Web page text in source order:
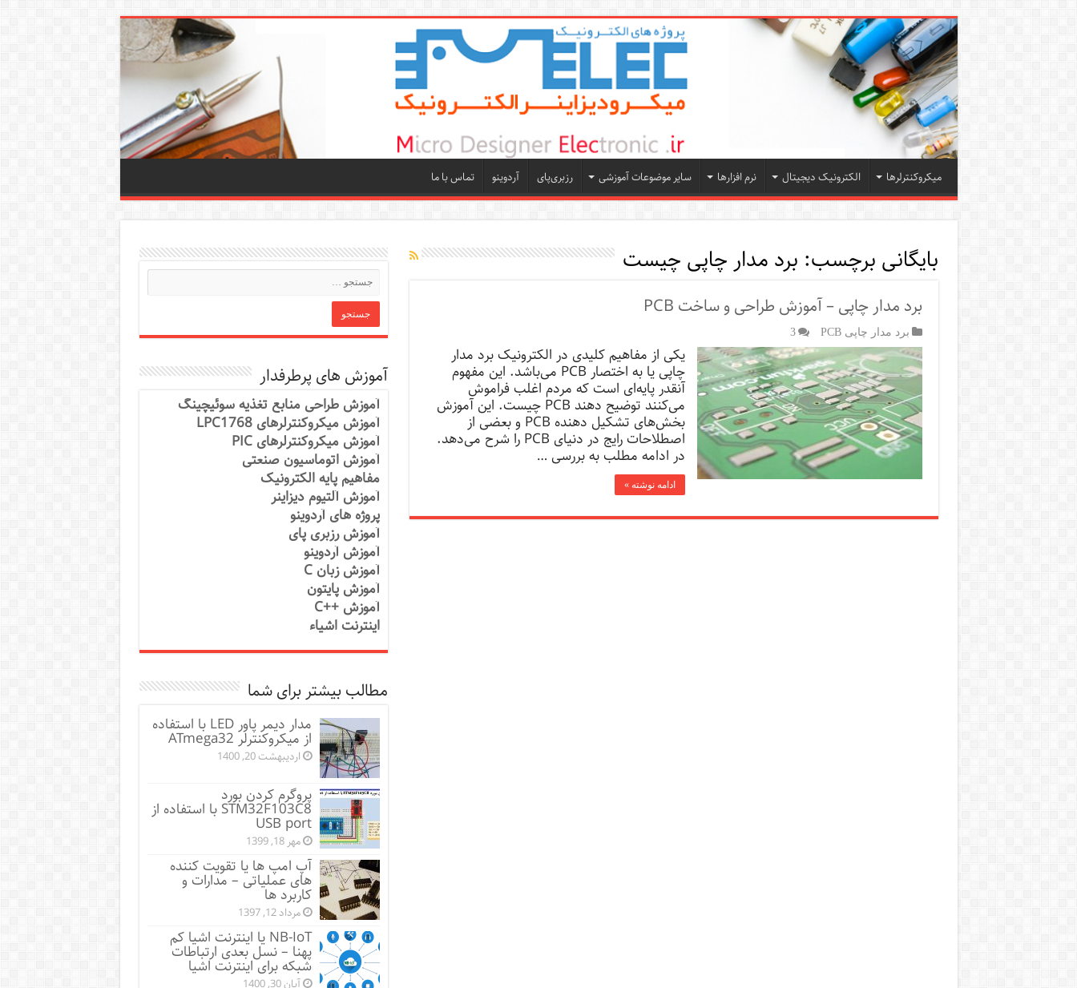
میکروکنترلرها الکترونیک دیجیتال نرم افزارها سایر موضوعات آموزشی رزبری‌پای آردوینو تماس با ما
بایگانی برچسب: برد مدار چاپی چیست
برد مدار چاپی – آموزش طراحی و ساخت PCB
برد مدار چاپی PCB 3
یکی از مفاهیم کلیدی در الکترونیک برد مدار
چاپی یا به اختصار PCB می‌باشد. این مفهوم
آنقدر پایه‌ای است که مردم اغلب فراموش
می‌کنند توضیح دهند PCB چیست. این آموزش
بخش‌های تشکیل دهنده PCB و بعضی از
اصطلاحات رایج در دنیای PCB را شرح می‌دهد.
در ادامه مطلب به بررسی …
ادامه نوشته »
آموزش های پرطرفدار
آموزش طراحی منابع تغذیه سوئیچینگ
آموزش میکروکنترلرهای LPC1768
آموزش میکروکنترلرهای PIC
آموزش اتوماسیون صنعتی
مفاهیم پایه الکترونیک
آموزش آلتیوم دیزاینر
پروژه های آردوینو
آموزش رزبری پای
آموزش آردوینو
آموزش زبان C
آموزش پایتون
آموزش ++C
اینترنت اشیاء
مطالب بیشتر برای شما
مدار دیمر پاور LED با استفاده
از میکروکنترلر ATmega32
اردیبهشت 20, 1400
پروگرم کردن بورد
STM32F103C8 با استفاده از
USB port
مهر 18, 1399
آپ امپ ها یا تقویت کننده
های عملیاتی – مدارات و
کاربرد ها
مرداد 12, 1397
NB-IoT یا اینترنت اشیا کم
پهنا – نسل بعدی ارتباطات
شبکه برای اینترنت اشیا
آبان 30, 1400